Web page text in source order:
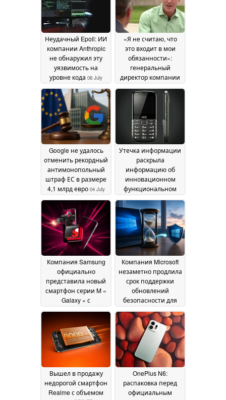
Неудачный Epoll: ИИ
компании Anthropic
не обнаружил эту
уязвимость на
уровне кода 08 July
2026
«Я не считаю, что
это входит в мои
обязанности»:
генеральный
директор компании
опасения
относительно
злоупотребления
возможностями
камер07 July 2026
Google не удалось
отменить рекордный
антимонопольный
штраф ЕС в размере
4,1 млрд евро 04 July
2026
Утечка информации
раскрыла
информацию об
инновационном
функциональном
сенсорной панелью
30 June 2026
Компания Samsung
официально
представила новый
смартфон серии M «
Galaxy » с
емкостью 6 000 мА·ч
29 June 2026
Компания Microsoft
незаметно продлила
срок поддержки
обновлений
безопасности для
года28 June 2026
Вышел в продажу
недорогой смартфон
Realme с объемом
OnePlus N6:
распаковка перед
официальным